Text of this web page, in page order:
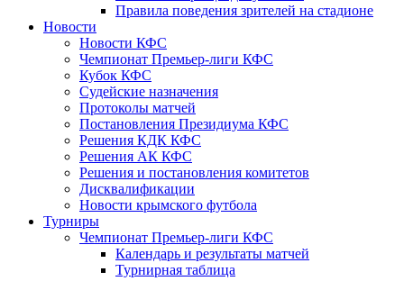
Правила поведения зрителей на стадионе
Новости
Новости КФС
Чемпионат Премьер-лиги КФС
Кубок КФС
Судейские назначения
Протоколы матчей
Постановления Президиума КФС
Решения КДК КФС
Решения АК КФС
Решения и постановления комитетов
Дисквалификации
Новости крымского футбола
Турниры
Чемпионат Премьер-лиги КФС
Календарь и результаты матчей
Турнирная таблица